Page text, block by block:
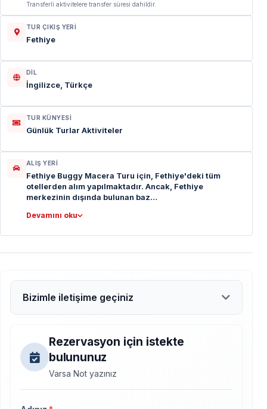
Transferli aktivitelere transfer süresi dahildir.
TUR ÇIKIŞ YERI
Fethiye
DIL
İngilizce, Türkçe
TUR KÜNYESI
Günlük Turlar Aktiviteler
ALIŞ YERI
Fethiye Buggy Macera Turu için, Fethiye'deki tüm
otellerden alım yapılmaktadır. Ancak, Fethiye
merkezinin dışında bulunan baz…
Devamını oku
Bizimle iletişime geçiniz
Rezervasyon için istekte
bulununuz
Varsa Not yazınız